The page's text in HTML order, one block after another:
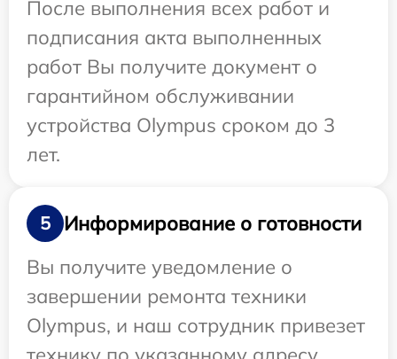
После выполнения всех работ и
подписания акта выполненных
работ Вы получите документ о
гарантийном обслуживании
устройства Olympus сроком до 3
лет.
5
Информирование о готовности
Вы получите уведомление о
завершении ремонта техники
Olympus, и наш сотрудник привезет